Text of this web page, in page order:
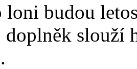
loni budou
slouží